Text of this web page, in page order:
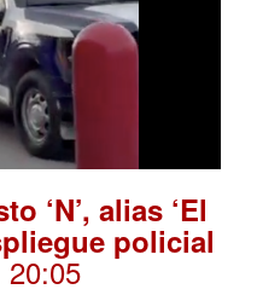
‘N’, alias ‘El
policial
20:05